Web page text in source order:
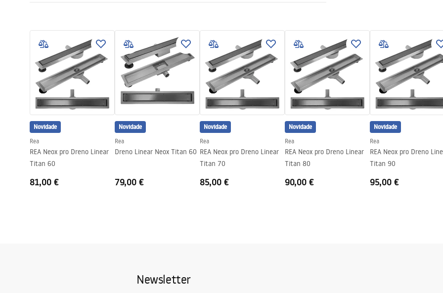
Długość odpływu (cm)
100
Tipo de grelha
uma face para colocação de azulejos
Przepustowość
0,45 l/s
Powłoka
Nano Flex
Garantia
120 miesięcy konstrukcja stalowa, 24
miesiące pozostałe elementy
LINEAR-3.pdf
Novidade
Rea
REA Neox pro Dreno Linear
Titan 60
81,00 €
Novidade
Rea
Dreno Linear Neox Titan 60
79,00 €
Novidade
Rea
REA Neox pro Dreno Linear
Titan 70
85,00 €
Novidade
Rea
REA Neox pro Dreno Linear
Titan 80
90,00 €
Novidade
Rea
REA Neox pro Dreno
Titan 90
95,00 €
Newsletter